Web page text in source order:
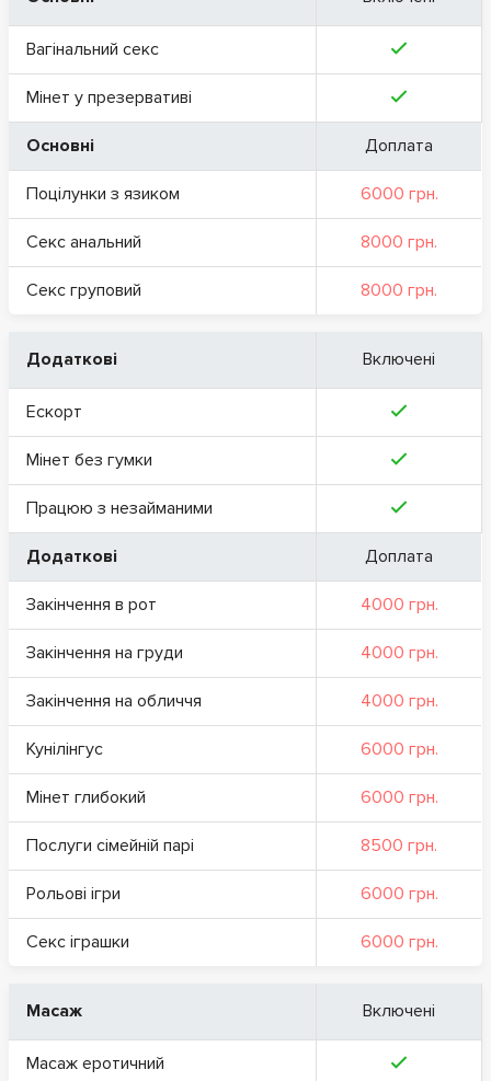
Вагінальний секс
Мінет у презервативі
Основні Доплата
Поцілунки з язиком 6000 грн.
Секс анальний 8000 грн.
Секс груповий 8000 грн.
Додаткові Включені
Ескорт
Мінет без гумки
Працюю з незайманими
Додаткові Доплата
Закінчення в рот 4000 грн.
Закінчення на груди 4000 грн.
Закінчення на обличчя 4000 грн.
Кунілінгус 6000 грн.
Мінет глибокий 6000 грн.
Послуги сімейній парі 8500 грн.
Рольові ігри 6000 грн.
Секс іграшки 6000 грн.
Масаж Включені
Масаж еротичний